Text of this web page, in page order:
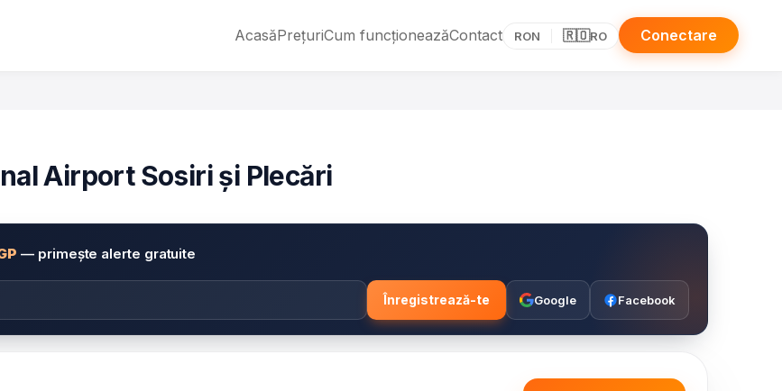
AcasăPrețuriCum funcționeazăContact RON 🇷🇴RO Conectare
Airport Sosiri și Plecări
— primește alerte gratuite
Înregistrează-te Google Facebook